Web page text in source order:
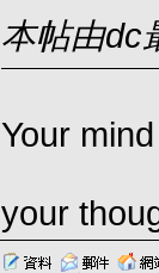
本帖由dc
Your
your